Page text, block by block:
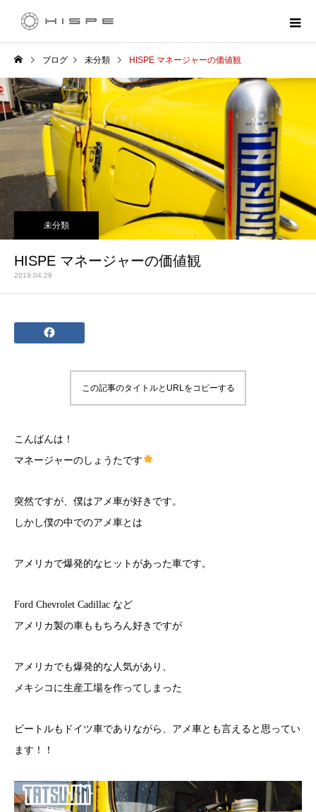
ブログ 未分類 HISPE マネージャーの価値観
未分類
HISPE マネージャーの価値観
2019.04.29
この記事のタイトルとURLをコピーする
こんばんは！
マネージャーのしょうたです
突然ですが、僕はアメ車が好きです。
しかし僕の中でのアメ車とは
アメリカで爆発的なヒットがあった車です。
Ford Chevrolet Cadillac など
アメリカ製の車ももちろん好きですが
アメリカでも爆発的な人気があり、
メキシコに生産工場を作ってしまった
ビートルもドイツ車でありながら、アメ車とも言えると思ってい
ます！！